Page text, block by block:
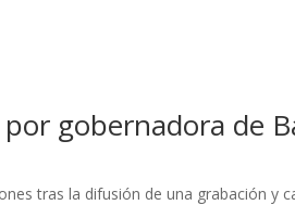
gobernadora de
tras la difusión de una grabación y